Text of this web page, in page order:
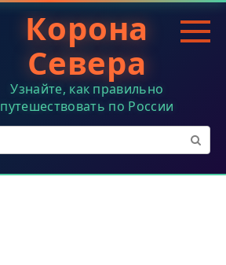
Корона
Севера
Узнайте, как правильно
путешествовать по России